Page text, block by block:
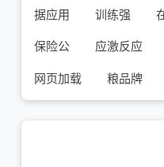
据应用 训练强
保险公 应激反应
网页加载 粮品牌